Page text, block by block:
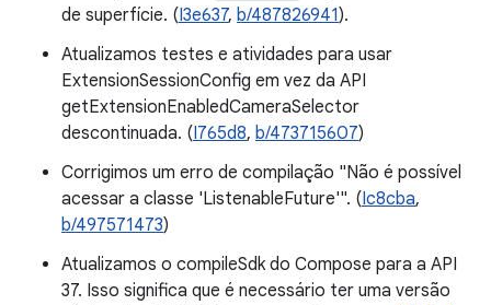
de superfície. (I3e637, b/487826941).
Atualizamos testes e atividades para usar
ExtensionSessionConfig em vez da API
getExtensionEnabledCameraSelector
descontinuada. (I765d8, b/473715607)
Corrigimos um erro de compilação "Não é possível
acessar a classe 'ListenableFuture'". (Ic8cba,
b/497571473)
Atualizamos o compileSdk do Compose para a API
37. Isso significa que é necessário ter uma versão